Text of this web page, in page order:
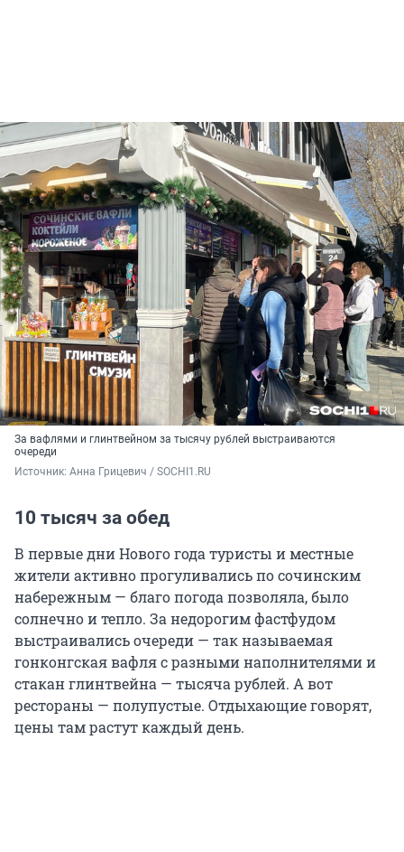
За вафлями и глинтвейном за тысячу рублей выстраиваются
очереди
Источник: Анна Грицевич / SOCHI1.RU
10 тысяч за обед
В первые дни Нового года туристы и местные
жители активно прогуливались по сочинским
набережным — благо погода позволяла, было
солнечно и тепло. За недорогим фастфудом
выстраивались очереди — так называемая
гонконгская вафля с разными наполнителями и
стакан глинтвейна — тысяча рублей. А вот
рестораны — полупустые. Отдыхающие говорят,
цены там растут каждый день.